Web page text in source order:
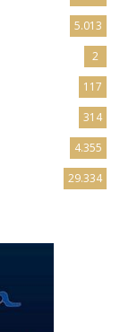
5.013
2
117
314
4.355
29.334